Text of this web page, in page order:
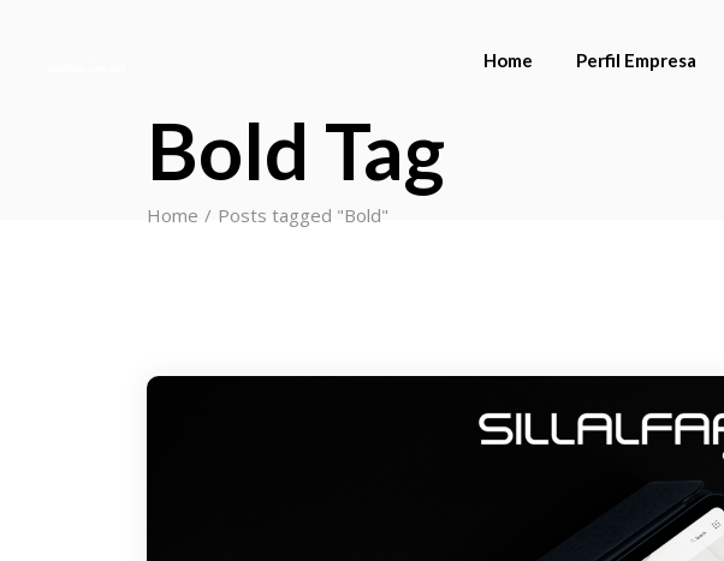
Home Perfil Empresa
Bold Tag
Home Posts tagged "Bold"